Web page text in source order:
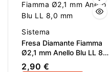
Sistema
Fresa Diamante Fiamma
Ø2,1 mm Anello Blu LL 8,0
mm
2,90 €